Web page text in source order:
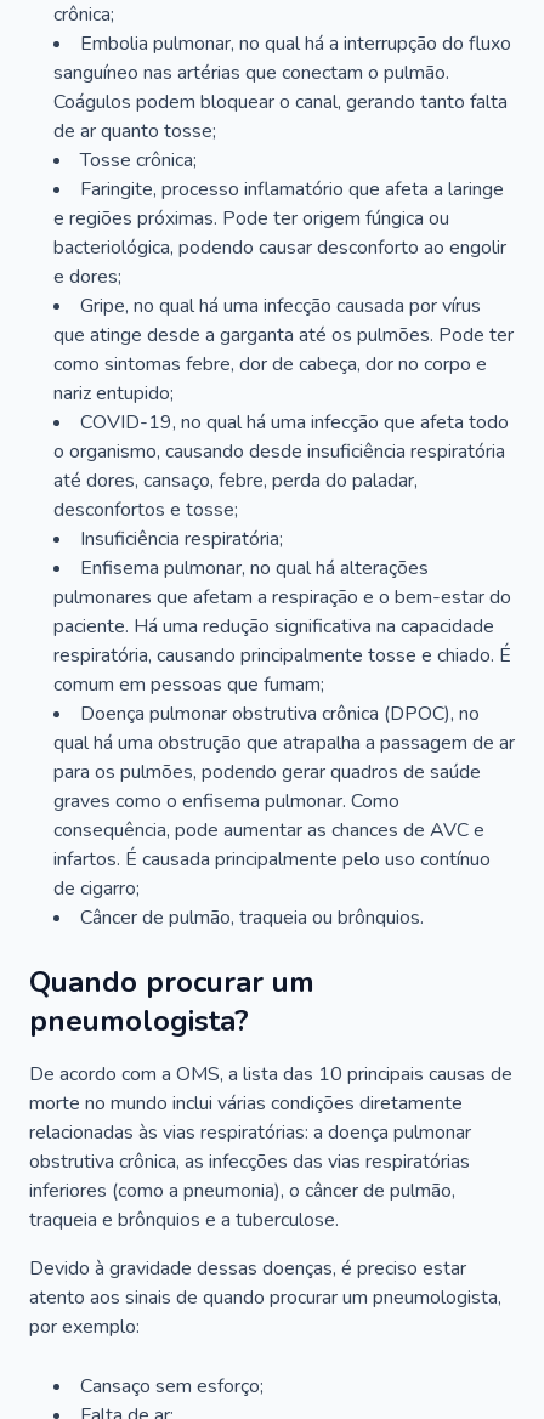
crônica;
Embolia pulmonar, no qual há a interrupção do fluxo
sanguíneo nas artérias que conectam o pulmão.
Coágulos podem bloquear o canal, gerando tanto falta
de ar quanto tosse;
Tosse crônica;
Faringite, processo inflamatório que afeta a laringe
e regiões próximas. Pode ter origem fúngica ou
bacteriológica, podendo causar desconforto ao engolir
e dores;
Gripe, no qual há uma infecção causada por vírus
que atinge desde a garganta até os pulmões. Pode ter
como sintomas febre, dor de cabeça, dor no corpo e
nariz entupido;
COVID-19, no qual há uma infecção que afeta todo
o organismo, causando desde insuficiência respiratória
até dores, cansaço, febre, perda do paladar,
desconfortos e tosse;
Insuficiência respiratória;
Enfisema pulmonar, no qual há alterações
pulmonares que afetam a respiração e o bem-estar do
paciente. Há uma redução significativa na capacidade
respiratória, causando principalmente tosse e chiado. É
comum em pessoas que fumam;
Doença pulmonar obstrutiva crônica (DPOC), no
qual há uma obstrução que atrapalha a passagem de ar
para os pulmões, podendo gerar quadros de saúde
graves como o enfisema pulmonar. Como
consequência, pode aumentar as chances de AVC e
infartos. É causada principalmente pelo uso contínuo
de cigarro;
Câncer de pulmão, traqueia ou brônquios.
Quando procurar um
pneumologista?
De acordo com a OMS, a lista das 10 principais causas de
morte no mundo inclui várias condições diretamente
relacionadas às vias respiratórias: a doença pulmonar
obstrutiva crônica, as infecções das vias respiratórias
inferiores (como a pneumonia), o câncer de pulmão,
traqueia e brônquios e a tuberculose.
Devido à gravidade dessas doenças, é preciso estar
atento aos sinais de quando procurar um pneumologista,
por exemplo:
Cansaço sem esforço;